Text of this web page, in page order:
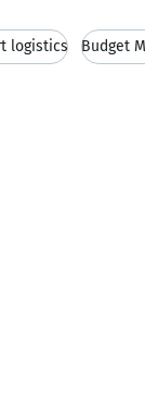
logistics Budget